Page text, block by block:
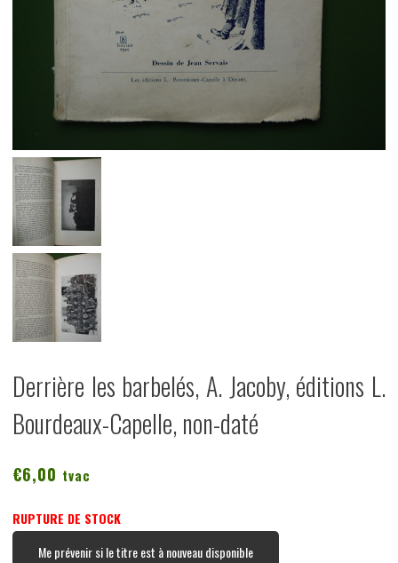
Derrière les barbelés, A. Jacoby, éditions L.
Bourdeaux-Capelle, non-daté
€6,00 tvac
RUPTURE DE STOCK
Me prévenir si le titre est à nouveau disponible